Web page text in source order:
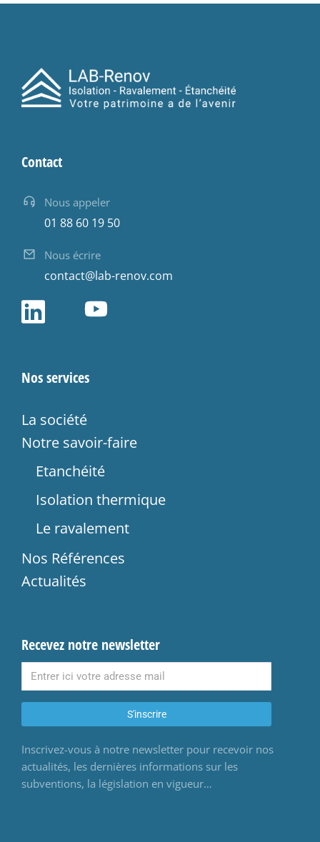
Contact
Nous appeler
01 88 60 19 50
Nous écrire
contact@lab-renov.com
Nos services
La société
Notre savoir-faire
Etanchéité
Isolation thermique
Le ravalement
Nos Références
Actualités
Recevez notre newsletter
S'inscrire
Inscrivez-vous à notre newsletter pour recevoir nos
actualités, les dernières informations sur les
subventions, la législation en vigueur…